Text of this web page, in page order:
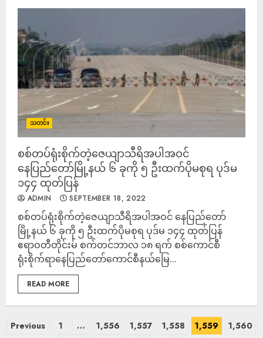
သတင်း
စစ်တပ်ရုံးစိုက်တဲ့ဇေယျာသီရိအပါအဝင်
နေပြည်တော်မြို့နယ် ၆ ခုကို ၅ ဦးထက်ပိုမစုရ ပုဒ်မ
၁၄၄ ထုတ်ပြန်
ADMIN SEPTEMBER 18, 2022
စစ်တပ်ရုံးစိုက်တဲ့ဇေယျာသီရိအပါအဝင် နေပြည်တော်
မြို့နယ် ၆ ခုကို ၅ ဦးထက်ပိုမစုရ ပုဒ်မ ၁၄၄ ထုတ်ပြန်
ဧရာဝတီတိုင်းမ် စက်တင်ဘာလ ၁၈ ရက် စစ်ကောင်စီ
ရုံးစိုက်ရာနေပြည်တော်ကောင်စီနယ်မြေ...
READ MORE
Previous 1 … 1,556 1,557 1,558 1,559
1,560